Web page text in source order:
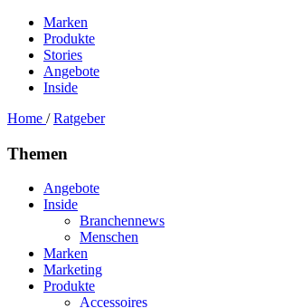
Marken
Produkte
Stories
Angebote
Inside
Home /Ratgeber
Themen
Angebote
Inside
Branchennews
Menschen
Marken
Marketing
Produkte
Accessoires